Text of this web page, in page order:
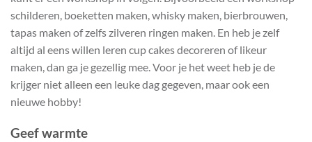
schilderen, boeketten maken, whisky maken, bierbrouwen,
tapas maken of zelfs zilveren ringen maken. En heb je zelf
altijd al eens willen leren cup cakes decoreren of likeur
maken, dan ga je gezellig mee. Voor je het weet heb je de
krijger niet alleen een leuke dag gegeven, maar ook een
nieuwe hobby!
Geef warmte